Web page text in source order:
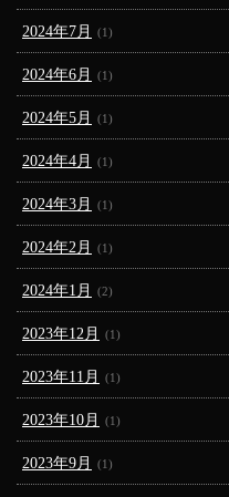
2024年7月 (1)
2024年6月 (1)
2024年5月 (1)
2024年4月 (1)
2024年3月 (1)
2024年2月 (1)
2024年1月 (2)
2023年12月 (1)
2023年11月 (1)
2023年10月 (1)
2023年9月 (1)